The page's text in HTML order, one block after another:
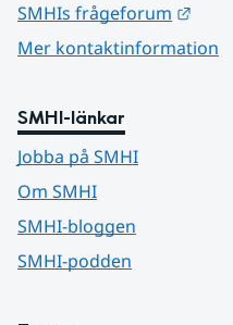
SMHIs frågeforum
Mer kontaktinformation
SMHI-länkar
Jobba på SMHI
Om SMHI
SMHI-bloggen
SMHI-podden